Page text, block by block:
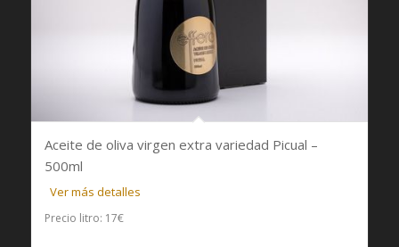
5.00
Aceite de oliva virgen extra variedad Picual –
500ml
Ver más detalles
Precio litro: 17€